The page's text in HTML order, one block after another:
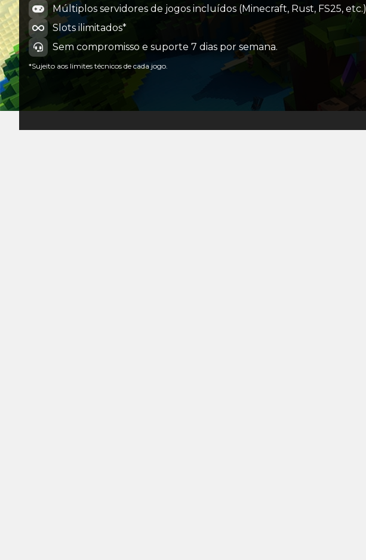
Múltiplos servidores de jogos incluídos (Minecraft, Rust, FS25, etc.)
Slots ilimitados*
Sem compromisso e suporte 7 dias por semana.
*Sujeito aos limites técnicos de cada jogo.